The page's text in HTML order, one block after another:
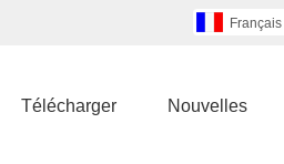
Français
Télécharger Nouvelles